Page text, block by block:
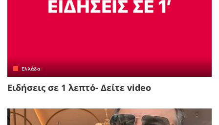
Ελλάδα
Ειδήσεις σε 1 λεπτό- Δείτε video